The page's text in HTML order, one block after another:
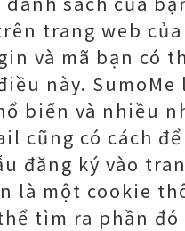
trang web của
và mã bạn có
này.
biến và nhiều
cũng có cách
đăng ký vào
là một cookie
tìm ra phần đó